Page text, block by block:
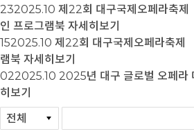
232025.10 제22회 대구국제오페라축제
인 프로그램북 자세히보기
152025.10 제22회 대구국제오페라축제
램북 자세히보기
022025.10 2025년 대구 글로벌 오페라
히보기